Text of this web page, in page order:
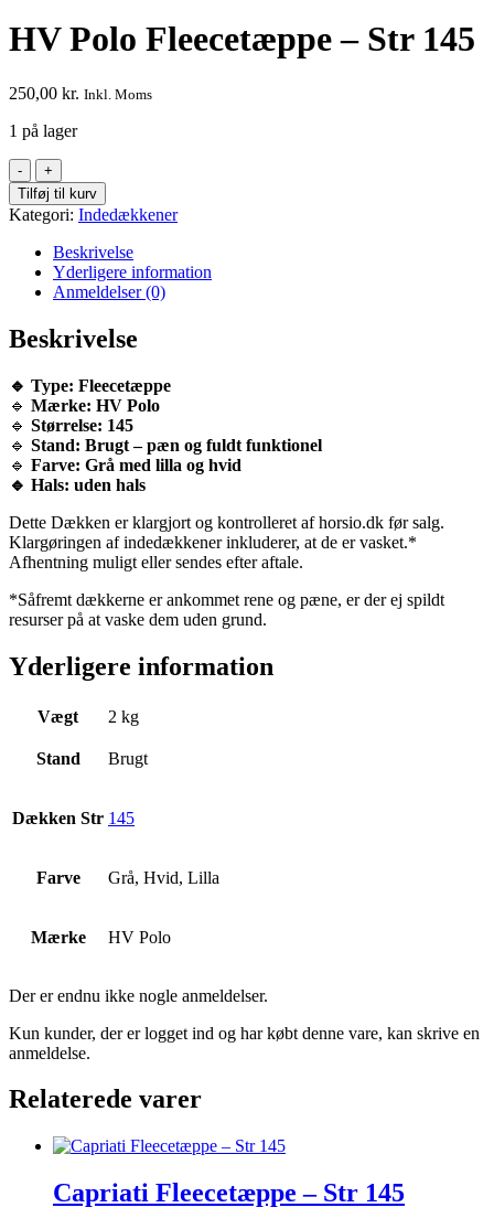
HV Polo Fleecetæppe – Str 145
250,00 kr. Inkl. Moms
1 på lager
HV
Polo
Fleecetæppe
–
Str
145
antal
Tilføj til kurv
Kategori: Indedækkener
Beskrivelse
Yderligere information
Anmeldelser (0)
Beskrivelse
🔹 Type: Fleecetæppe
🔹 Mærke: HV Polo
🔹 Størrelse: 145
🔹 Stand: Brugt – pæn og fuldt funktionel
🔹 Farve: Grå med lilla og hvid
🔹 Hals: uden hals
Dette Dækken er klargjort og kontrolleret af horsio.dk før salg.
Klargøringen af indedækkener inkluderer, at de er vasket.*
Afhentning muligt eller sendes efter aftale.
*Såfremt dækkerne er ankommet rene og pæne, er der ej spildt
resurser på at vaske dem uden grund.
Yderligere information
Vægt 2 kg
Stand Brugt
Dækken Str 145
Farve Grå, Hvid, Lilla
Mærke HV Polo
Der er endnu ikke nogle anmeldelser.
Kun kunder, der er logget ind og har købt denne vare, kan skrive en
anmeldelse.
Relaterede varer
Capriati Fleecetæppe – Str 145